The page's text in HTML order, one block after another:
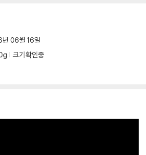
제작 공정시 앨범마다 색상 차이가 나는 경우도
에서 다른 색상 염료가 섞여 얼룩과 번짐, 반점
생 기기 모델명을 첨부하여 첨부하여 고객센터에
06월 16일
| 크기확인중